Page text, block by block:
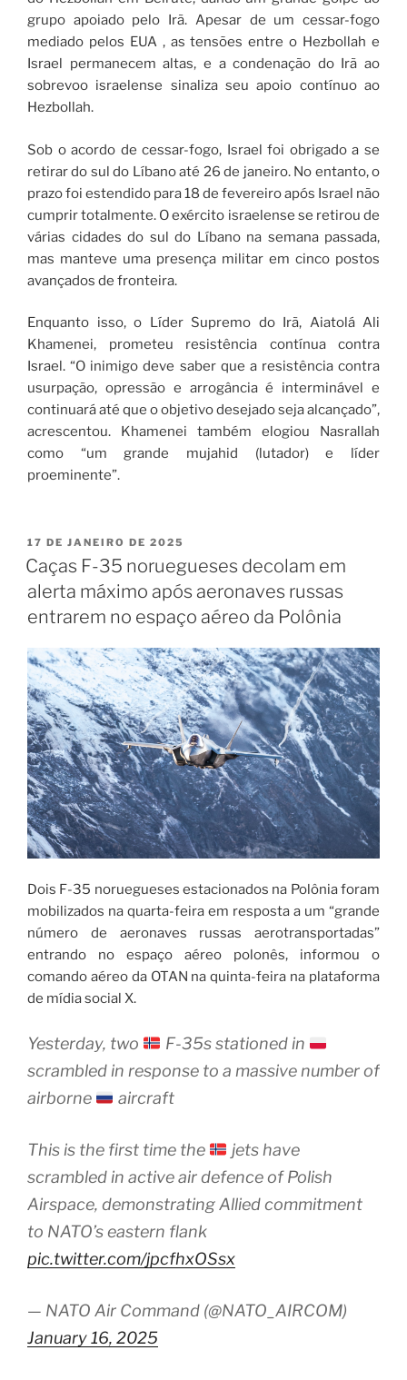
grupo apoiado pelo Irã. Apesar de um cessar-fogo
mediado pelos EUA , as tensões entre o Hezbollah e
Israel permanecem altas, e a condenação do Irã ao
sobrevoo israelense sinaliza seu apoio contínuo ao
Hezbollah.
Sob o acordo de cessar-fogo, Israel foi obrigado a se
retirar do sul do Líbano até 26 de janeiro. No entanto, o
prazo foi estendido para 18 de fevereiro após Israel não
cumprir totalmente. O exército israelense se retirou de
várias cidades do sul do Líbano na semana passada,
mas manteve uma presença militar em cinco postos
avançados de fronteira.
Enquanto isso, o Líder Supremo do Irã, Aiatolá Ali
Khamenei, prometeu resistência contínua contra
Israel. “O inimigo deve saber que a resistência contra
usurpação, opressão e arrogância é interminável e
continuará até que o objetivo desejado seja alcançado”,
acrescentou. Khamenei também elogiou Nasrallah
como “um grande mujahid (lutador) e líder
proeminente”.
17 DE JANEIRO DE 2025
Caças F-35 noruegueses decolam em
alerta máximo após aeronaves russas
entrarem no espaço aéreo da Polônia
Dois F-35 noruegueses estacionados na Polônia foram
mobilizados na quarta-feira em resposta a um “grande
número de aeronaves russas aerotransportadas”
entrando no espaço aéreo polonês, informou o
comando aéreo da OTAN na quinta-feira na plataforma
de mídia social X.
Yesterday, two
F-35s stationed in
scrambled in response to a massive number of
airborne
aircraft
This is the first time the
jets have
scrambled in active air defence of Polish
Airspace, demonstrating Allied commitment
to NATO’s eastern flank
pic.twitter.com/jpcfhxOSsx
— NATO Air Command (@NATO_AIRCOM)
January 16, 2025